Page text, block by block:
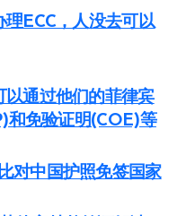
ECC，人没去可以
以通过他们的菲律宾
和免验证明(COE)等
对中国护照免签国家